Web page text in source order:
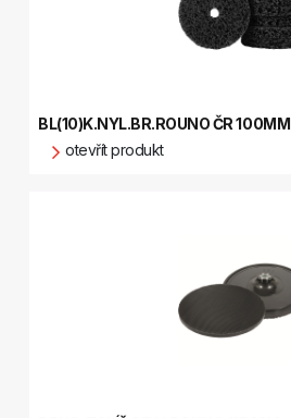
BL(10)K.NYL.BR.ROUNO ČR 100MM
otevřít produkt